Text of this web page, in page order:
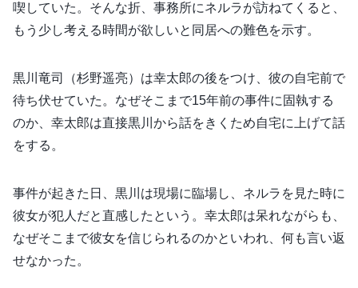
喫していた。そんな折、事務所にネルラが訪ねてくると、
もう少し考える時間が欲しいと同居への難色を示す。
黒川竜司（杉野遥亮）は幸太郎の後をつけ、彼の自宅前で
待ち伏せていた。なぜそこまで15年前の事件に固執する
のか、幸太郎は直接黒川から話をきくため自宅に上げて話
をする。
事件が起きた日、黒川は現場に臨場し、ネルラを見た時に
彼女が犯人だと直感したという。幸太郎は呆れながらも、
なぜそこまで彼女を信じられるのかといわれ、何も言い返
せなかった。